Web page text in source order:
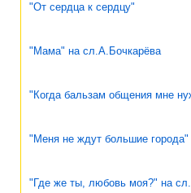
"От сердца к сердцу"
"Мама" на сл.А.Бочкарёва
"Когда бальзам общения мне
"Меня не ждут большие
"Где же ты, любовь моя?" на